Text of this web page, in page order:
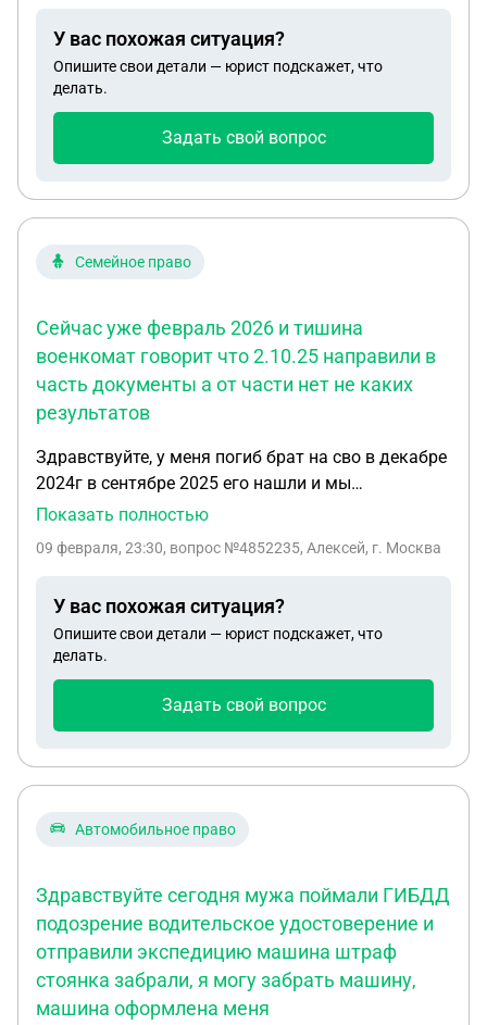
мобилизованным за исключением четырёхсот
тысяч, кто-то говорит что она положена, и
материальная и региональная и т.д. и т.п.
У вас похожая ситуация?
Опишите свои детали — юрист подскажет, что
делать.
Задать свой вопрос
Семейное право
Сейчас уже февраль 2026 и тишина
военкомат говорит что 2.10.25 направили в
часть документы а от части нет не каких
результатов
Здравствуйте, у меня погиб брат на сво в декабре
2024г в сентябре 2025 его нашли и мы
похоронили. подали документы в военкомат.
говорит что 2.10.25 направили в часть документы
Показать полностью
09 февраля, 23:30, вопрос №4852235, Алексей, г. Москва
У вас похожая ситуация?
Опишите свои детали — юрист подскажет, что
делать.
Задать свой вопрос
Автомобильное право
Здравствуйте сегодня мужа поймали ГИБДД
подозрение водительское удостоверение и
отправили экспедицию машина штраф
стоянка забрали, я могу забрать машину,
машина оформлена меня